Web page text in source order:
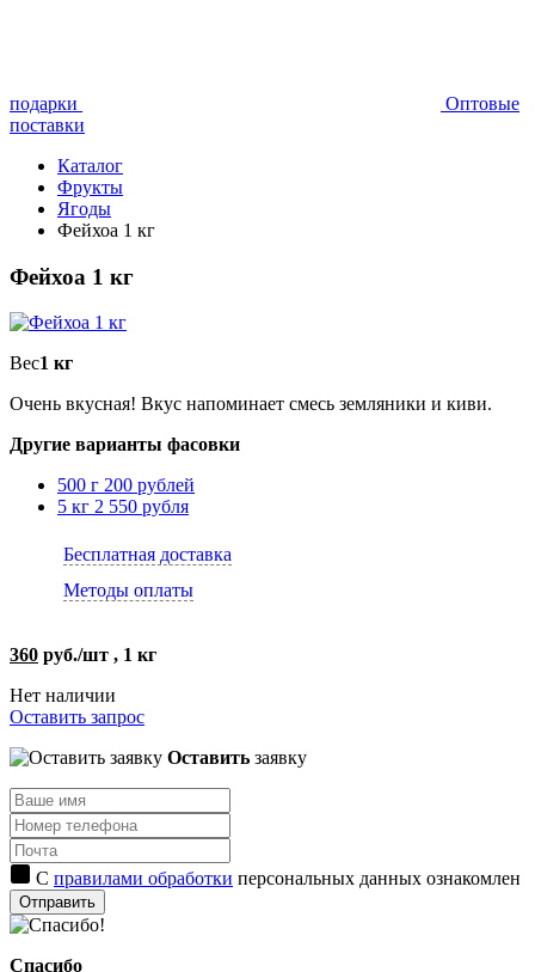
подарки
Оптовые
поставки
Каталог
Фрукты
Ягоды
Фейхоа 1 кг
Фейхоа 1 кг
Вес1 кг
Очень вкусная! Вкус напоминает смесь земляники и киви.
Другие варианты фасовки
500 г 200 рублей
5 кг 2 550 рубля
Бесплатная доставка
Методы оплаты
360 руб./шт , 1 кг
Нет наличии
Оставить запрос
Оставить заявку
С правилами обработки персональных данных ознакомлен
Отправить
Спасибо